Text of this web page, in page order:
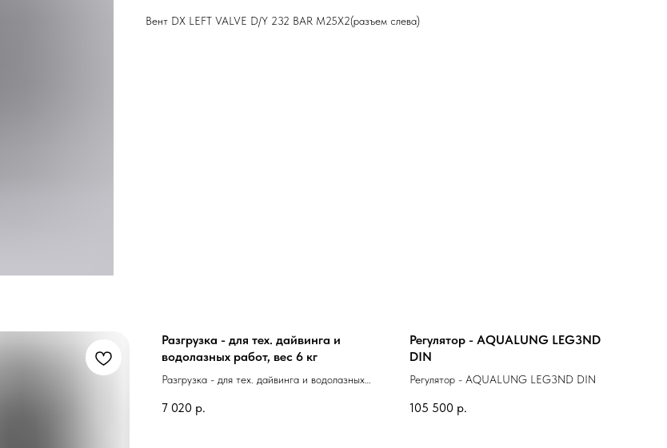
Вент DX LEFT VALVE D/Y 232 BAR M25Х2(разъем слева)
Разгрузка - для тех. дайвинга и
водолазных работ, вес 6 кг
Разгрузка - для тех. дайвинга и водолазных
7 020 р.
Регулятор - AQUALUNG LEG3ND
DIN
Регулятор - AQUALUNG LEG3ND DIN
105 500 р.